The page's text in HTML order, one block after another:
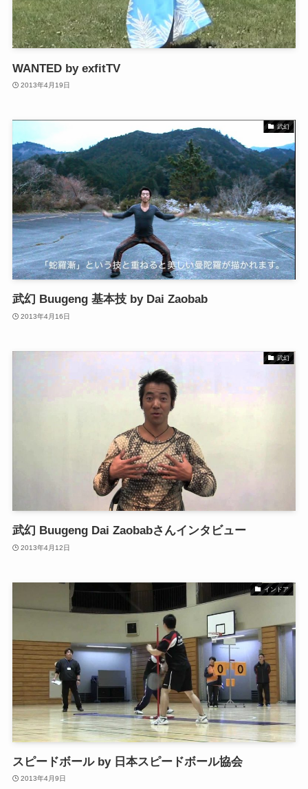
WANTED by exfitTV
2013年4月19日
武幻
武幻 Buugeng 基本技 by Dai Zaobab
2013年4月16日
武幻
武幻 Buugeng Dai Zaobabさんインタビュー
2013年4月12日
インドア
スピードボール by 日本スピードボール協会
2013年4月9日